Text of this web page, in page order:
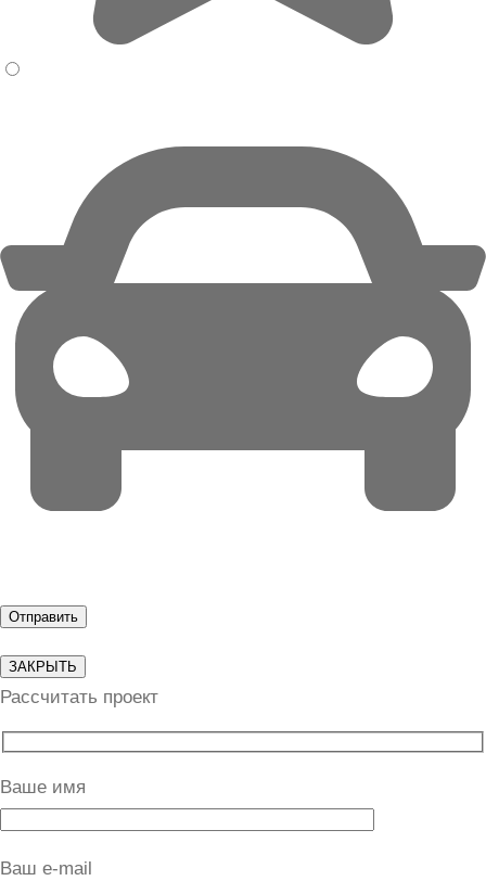
ЗАКРЫТЬ
Рассчитать проект
Ваше имя
Ваш e-mail